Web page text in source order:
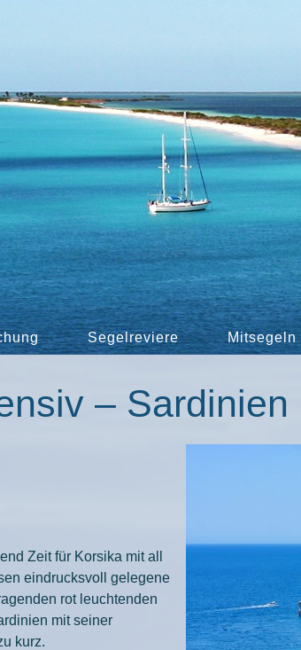
Segelreviere Mitsegeln
– Sardinien
Zeit für Korsika mit all
eindrucksvoll gelegene
rot leuchtenden
mit seiner
kurz.